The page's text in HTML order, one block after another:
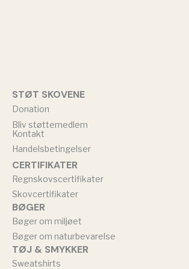
STØT SKOVENE
Donation
Bliv støttemedlem
Kontakt
Handelsbetingelser
CERTIFIKATER
Regnskovscertifikater
Skovcertifikater
BØGER
Bøger om miljøet
Bøger om naturbevarelse
TØJ & SMYKKER
Sweatshirts